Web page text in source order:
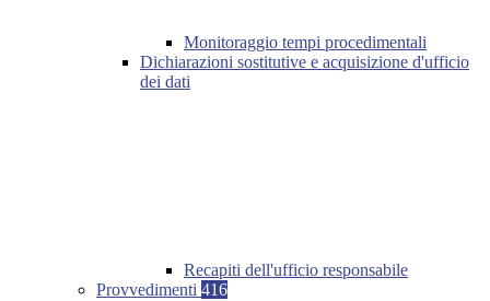
Monitoraggio tempi procedimentali
Dichiarazioni sostitutive e acquisizione d'ufficio
dei dati
Recapiti dell'ufficio responsabile
Provvedimenti 416